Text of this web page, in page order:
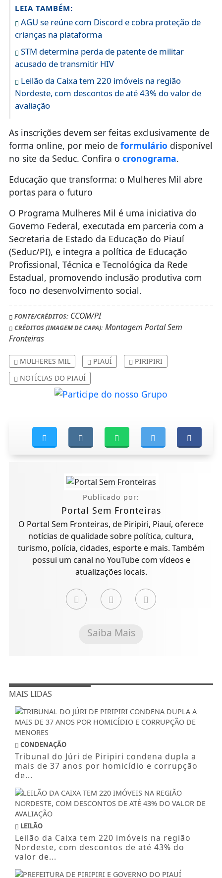
LEIA TAMBÉM:
AGU se reúne com Discord e cobra proteção de
crianças na plataforma
STM determina perda de patente de militar
acusado de transmitir HIV
Leilão da Caixa tem 220 imóveis na região
Nordeste, com descontos de até 43% do valor de
avaliação
As inscrições devem ser feitas exclusivamente de
forma online, por meio de formulário disponível
no site da Seduc. Confira o cronograma.
Educação que transforma: o Mulheres Mil abre
portas para o futuro
O Programa Mulheres Mil é uma iniciativa do
Governo Federal, executada em parceria com a
Secretaria de Estado da Educação do Piauí
(Seduc/PI), e integra a política de Educação
Profissional, Técnica e Tecnológica da Rede
Estadual, promovendo inclusão produtiva com
foco no desenvolvimento social.
FONTE/CRÉDITOS:CCOM/PI
CRÉDITOS (IMAGEM DE CAPA):Montagem Portal Sem
Fronteiras
MULHERES MIL PIAUÍ
PIRIPIRI
NOTÍCIAS DO PIAUÍ
Publicado por:
Portal Sem Fronteiras
O Portal Sem Fronteiras, de Piripiri, Piauí, oferece
notícias de qualidade sobre política, cultura,
turismo, polícia, cidades, esporte e mais. Também
possui um canal no YouTube com vídeos e
atualizações locais.
Saiba Mais
MAIS LIDAS
CONDENAÇÃO
Tribunal do Júri de Piripiri condena dupla a
mais de 37 anos por homicídio e corrupção
de...
LEILÃO
Leilão da Caixa tem 220 imóveis na região
Nordeste, com descontos de até 43% do
valor de...